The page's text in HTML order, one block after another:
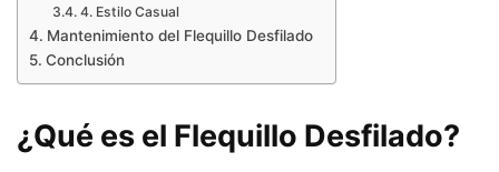
4. Estilo Casual
Mantenimiento del Flequillo Desfilado
Conclusión
¿Qué es el Flequillo Desfilado?